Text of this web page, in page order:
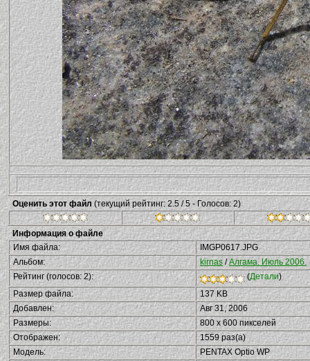
Оценить этот файл (текущий рейтинг: 2.5 / 5 - Голосов: 2)
Информация о файле
Имя файла:
IMGP0617.JPG
Альбом:
kirnas/Алгама. Июль 2006.
Рейтинг (голосов: 2):
(Детали)
Размер файла:
137 KB
Добавлен:
Авг 31, 2006
Размеры:
800 x 600 пикселей
Отображен:
1559 раз(а)
Модель:
PENTAX Optio WP